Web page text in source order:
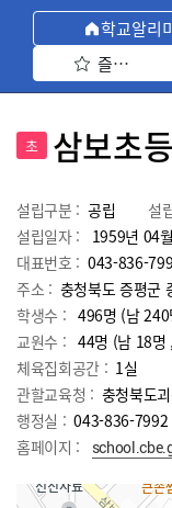
학교알리
즐겨찾기 선
초 삼보초
설립구분 : 공립 설
설립일자 :
1959년 04
대표번호 : 043-836-
주소 : 충청북도 증평군
학생수 : 496명 (남
교원수 : 44명 (남 18명
체육집회공간 : 1실
관할교육청 : 충청북도
행정실 : 043-836-7992
홈페이지 :